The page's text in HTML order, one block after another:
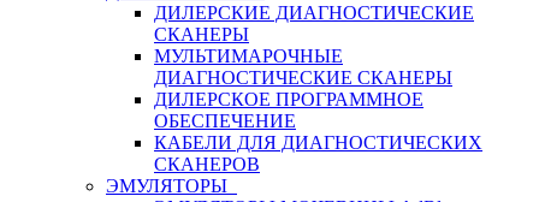
ДИЛЕРСКИЕ ДИАГНОСТИЧЕСКИЕ
СКАНЕРЫ
МУЛЬТИМАРОЧНЫЕ
ДИАГНОСТИЧЕСКИЕ СКАНЕРЫ
ДИЛЕРСКОЕ ПРОГРАММНОЕ
ОБЕСПЕЧЕНИЕ
КАБЕЛИ ДЛЯ ДИАГНОСТИЧЕСКИХ
СКАНЕРОВ
ЭМУЛЯТОРЫ